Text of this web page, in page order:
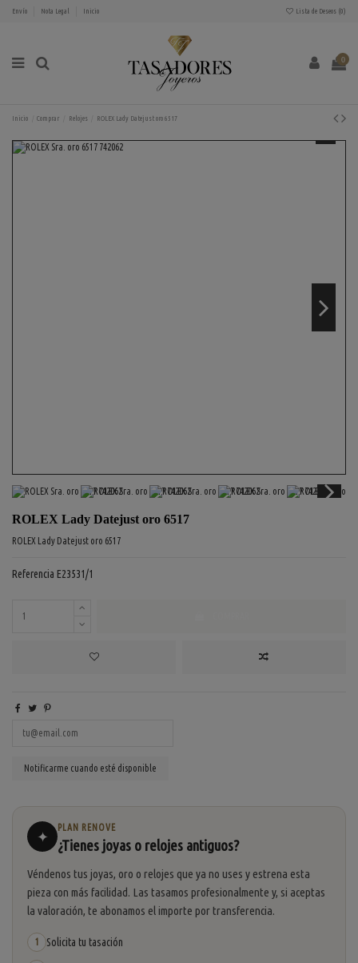
Envío Nota Legal Inicio Lista de Deseos (0)
0
Inicio Comprar Relojes ROLEX Lady Datejust oro 6517
ROLEX Lady Datejust oro 6517
ROLEX Lady Datejust oro 6517
Referencia E23531/1
✦
PLAN RENOVE
¿Tienes joyas o relojes antiguos?
Véndenos tus joyas, oro o relojes que ya no uses y estrena esta
pieza con más facilidad. Las tasamos profesionalmente y, si aceptas
la valoración, te abonamos el importe por transferencia.
1 Solicita tu tasación